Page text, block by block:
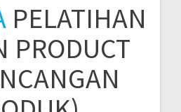
PELATIHAN
PRODUCT